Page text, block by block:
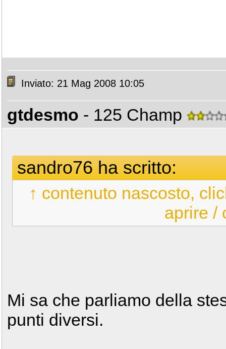
Inviato: 21 Mag 2008 10:05
gtdesmo - 125 Champ
sandro76 ha scritto:
↑ contenuto nascosto,
aprire /
Mi sa che parliamo della
punti diversi.